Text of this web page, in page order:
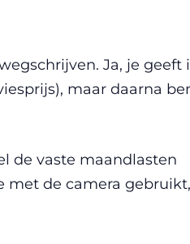
Ja, je geeft
maar daarna
de vaste maandlasten
met de camera gebruikt,